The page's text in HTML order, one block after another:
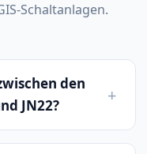
Schaltanlagen.
den
JN22?